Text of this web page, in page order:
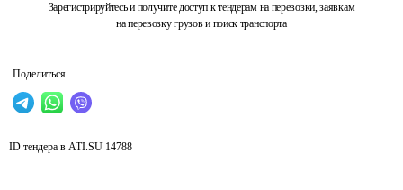
Зарегистрируйтесь и получите доступ к тендерам на перевозки, заявкам
на перевозку грузов и поиск транспорта
Поделиться
ID тендера в ATI.SU 14788